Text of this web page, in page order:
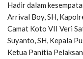
Hadir dalam
Arrival Boy, SH,
Camat Koto VII Veri
Suyanto, SH, Kepala
Ketua Panitia